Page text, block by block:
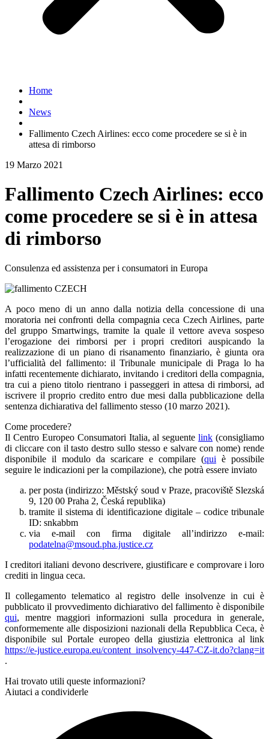
Home
News
Fallimento Czech Airlines: ecco come procedere se si è in
attesa di rimborso
19 Marzo 2021
Fallimento Czech Airlines: ecco
come procedere se si è in attesa
di rimborso
Consulenza ed assistenza per i consumatori in Europa
A poco meno di un anno dalla notizia della concessione di una
moratoria nei confronti della compagnia ceca Czech Airlines, parte
del gruppo Smartwings, tramite la quale il vettore aveva sospeso
l’erogazione dei rimborsi per i propri creditori auspicando la
realizzazione di un piano di risanamento finanziario, è giunta ora
l’ufficialità del fallimento: il Tribunale municipale di Praga lo ha
infatti recentemente dichiarato, invitando i creditori della compagnia,
tra cui a pieno titolo rientrano i passeggeri in attesa di rimborsi, ad
iscrivere il proprio credito entro due mesi dalla pubblicazione della
sentenza dichiarativa del fallimento stesso (10 marzo 2021).
Come procedere?
Il Centro Europeo Consumatori Italia, al seguentelink (consigliamo
di cliccare con il tasto destro sullo stesso e salvare con nome) rende
disponibile il modulo da scaricare e compilare (qui è possibile
seguire le indicazioni per la compilazione), che potrà essere inviato
per posta (indirizzo: Městský soud v Praze, pracoviště Slezská
9, 120 00 Praha 2, Česká republika)
tramite il sistema di identificazione digitale – codice tribunale
ID: snkabbm
via e-mail con firma digitale all’indirizzo e-mail:
podatelna@msoud.pha.justice.cz
I creditori italiani devono descrivere, giustificare e comprovare i loro
crediti in lingua ceca.
Il collegamento telematico al registro delle insolvenze in cui è
pubblicato il provvedimento dichiarativo del fallimento è disponibile
qui, mentre maggiori informazioni sulla procedura in generale,
conformemente alle disposizioni nazionali della Repubblica Ceca, è
disponibile sul Portale europeo della giustizia elettronica al link
https://e-justice.europa.eu/content_insolvency-447-CZ-it.do?clang=it
.
Hai trovato utili queste informazioni?
Aiutaci a condividerle